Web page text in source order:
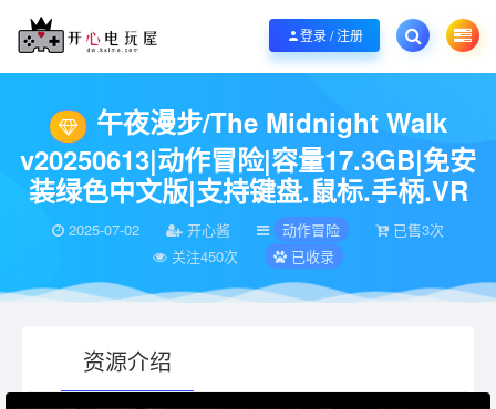
欢迎您光临开心电玩屋，本站专注分享精品整合游戏！销售只是起点！服务永无
登录 / 注册
当前位置： 开心电玩屋 动作冒险 >午夜漫步/The Midnight Walk
午夜漫步/The Midnight Walk
v20250613|动作冒险|容量17.3GB|免安
装绿色中文版|支持键盘.鼠标.手柄.VR
2025-07-02 开心酱 动作冒险
已售3次
关注450次
已收录
资源介绍